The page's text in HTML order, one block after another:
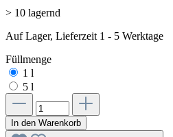
> 10 lagernd
Auf Lager, Lieferzeit 1 - 5 Werktage
Füllmenge
1 l
5 l
In den Warenkorb